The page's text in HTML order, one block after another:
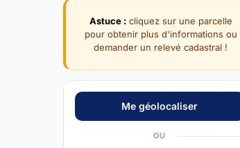
Astuce :cliquez sur une parcelle
pour obtenir plus d'informations ou
demander un relevé cadastral !
OU